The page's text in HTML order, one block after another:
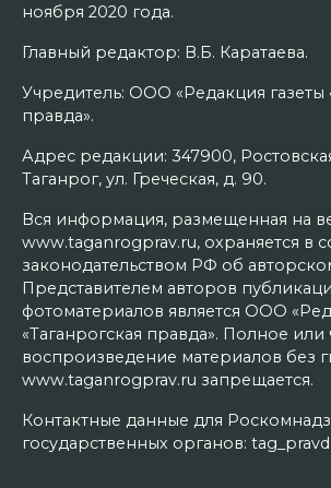
ноября 2020 года.
Главный редактор: В.Б. Каратаева.
Учредитель: ООО «Редакция газеты
правда».
Адрес редакции: 347900,
Таганрог, ул. Греческая, д. 90.
Вся информация, размещенная на
www.taganrogprav.ru, охраняется в
законодательством РФ об
Представителем авторов
фотоматериалов является ООО
«Таганрогская правда». Полное или
воспроизведение материалов без
www.taganrogprav.ru запрещается.
Контактные данные для
государственных органов: